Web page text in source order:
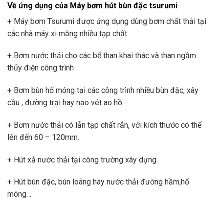
Về ứng dụng của Máy bơm hút bùn đặc tsurumi
+ Máy bơm Tsurumi được ứng dụng dùng bơm chất thải tại
các nhà máy xi măng nhiều tạp chất
+ Bơm nước thải cho các bể than khai thác và than ngầm
thủy điện công trình
+ Bơm bùn hố móng tại các công trình nhiều bùn đặc, xây
cầu , đường trại hay nạo vét ao hồ
+ Bơm nước thải có lẫn tạp chất rắn, với kích thước có thể
lên đến 60 – 120mm.
+ Hút xả nước thải tại công trường xây dựng.
+ Hút bùn đặc, bùn loãng hay nước thải đường hầm,hố
móng…